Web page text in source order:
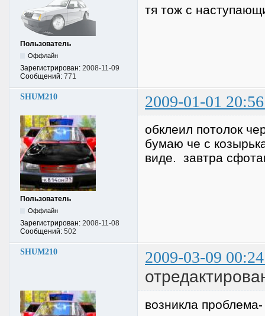
Пользователь
Оффлайн
Зарегистрирован: 2008-11-09
Сообщений: 771
тя тож с
SHUM210 2009-01-01
Пользователь
Оффлайн
Зарегистрирован: 2008-11-08
Сообщений: 502
обклеил потолок
бумаю че с
виде. завтра
SHUM210 2009-03-09
возникла